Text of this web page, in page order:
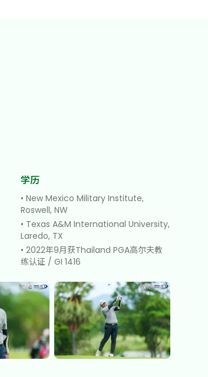
学历
• New Mexico Military Institute,
Roswell, NW
• Texas A&M International University,
Laredo, TX
• 2022年9月获Thailand PGA高尔夫教
练认证 / GI 1416